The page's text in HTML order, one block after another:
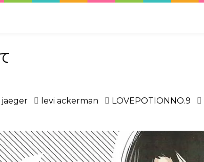
levi ackerman LOVEPOTIONNO.9